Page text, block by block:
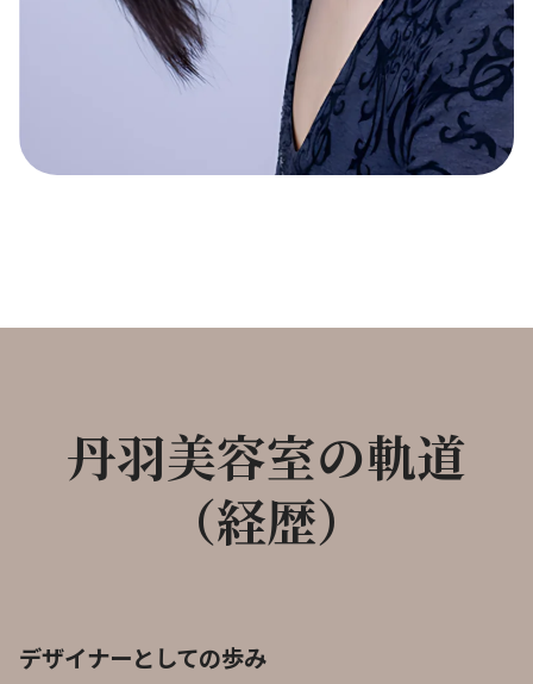
丹羽美容室の軌道
（経歴）
デザイナーとしての歩み